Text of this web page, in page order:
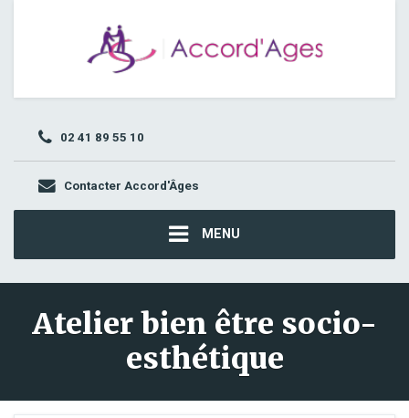
02 41 89 55 10
Contacter Accord'Âges
MENU
Atelier bien être socio-
esthétique